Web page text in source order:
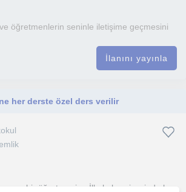
öğretmenlerin seninle iletişime geçmesini
İlanını yayınla
her derste özel ders verilir
bir öğretmenim. İlkokul seviyesinde her